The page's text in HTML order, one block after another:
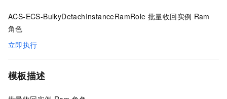
ACS-ECS-BulkyDetachInstanceRamRole 批量收回实例 Ram
角色
立即执行
模板描述